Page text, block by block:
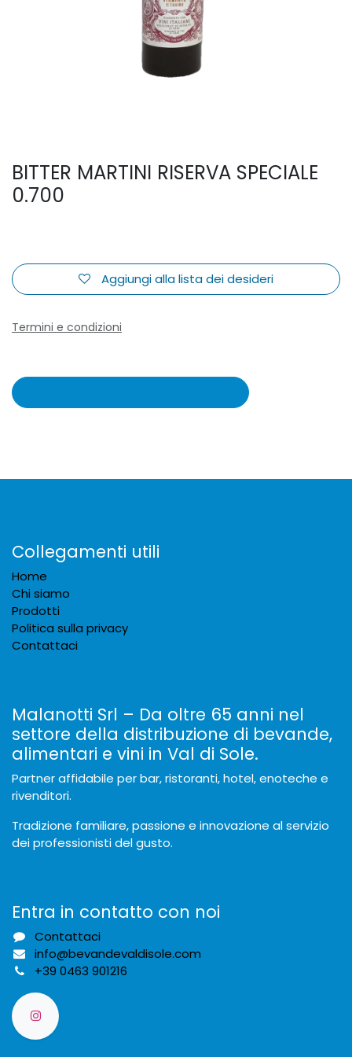
BITTER MARTINI RISERVA SPECIALE
0.700
Aggiungi alla lista dei desideri
Termini e condizioni
Collegamenti utili
Home
Chi siamo
Prodotti
Politica sulla privacy
Contattaci
Malanotti Srl – Da oltre 65 anni nel
settore della distribuzione di bevande,
alimentari e vini in Val di Sole.
Partner affidabile per bar, ristoranti, hotel, enoteche e
rivenditori.
Tradizione familiare, passione e innovazione al servizio
dei professionisti del gusto.
Entra in contatto con noi
Contattaci
info@bevandevaldisole.com
+39 0463 901216